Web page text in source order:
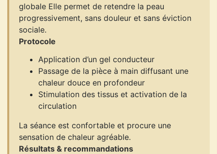
globale Elle permet de retendre la peau
progressivement, sans douleur et sans éviction
sociale.
Protocole
Application d’un gel conducteur
Passage de la pièce à main diffusant une
chaleur douce en profondeur
Stimulation des tissus et activation de la
circulation
La séance est confortable et procure une
sensation de chaleur agréable.
Résultats & recommandations